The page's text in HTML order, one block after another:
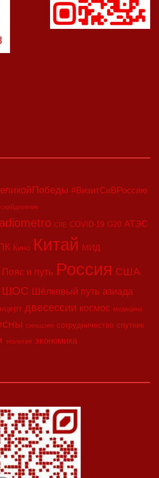
#ВизитСиВРоссию
CIIE COVID-19 G20 АТЭС
Кино Китай МИД
Пояс и путь Россия США
ШОС Шёлковый путь азиада
двесессии космос медицина
синьцзян сотрудничество спутник
экология экономика